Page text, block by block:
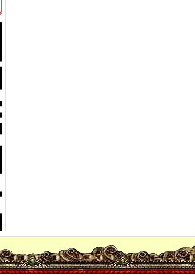
息联合征信系统开发建设
”渝中区代办营业执照活动
外商投资企业年检实地检查工作顺利
庆代办公司三八红旗集体
预
活动
登记职能方便企业
3.15维权新闻直通车活动呈现三大亮点
间信访稳定工作
照力度
师坐班为消费者提供法律服务
制度
执法收费行为
校周边环境整